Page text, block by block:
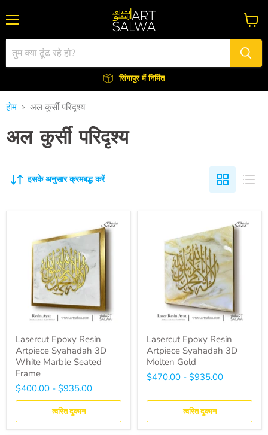
सिंगापुर में निर्मित
कार्ट
देंखे
होम अल कुर्सी परिदृश्य
अल कुर्सी परिदृश्य
इसके अनुसार क्रमबद्ध करें
Lasercut Epoxy Resin
Artpiece Syahadah 3D
White Marble Seated
Frame
$400.00 - $935.00
त्वरित दुकान
Lasercut Epoxy Resin
Artpiece Syahadah 3D
Molten Gold
$470.00 - $935.00
त्वरित दुकान